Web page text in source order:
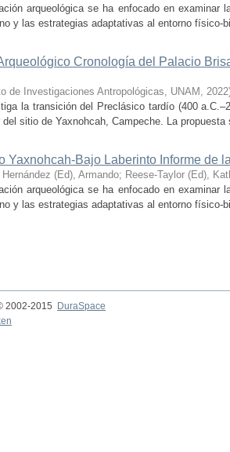
arqueológica se ha enfocado en examinar
y las estrategias adaptativas al entorno físico-
Cronología del Palacio
de Investigaciones Antropológicas, UNAM , 2022
la transición del Preclásico tardío (400
sitio de Yaxnohcah, Campeche. La
Yaxnohcah-Bajo Laberinto Informe de
(Ed), Armando; Reese-Taylor (Ed),
arqueológica se ha enfocado en examinar
y las estrategias adaptativas al entorno físico-
2002-2015
DuraSpace